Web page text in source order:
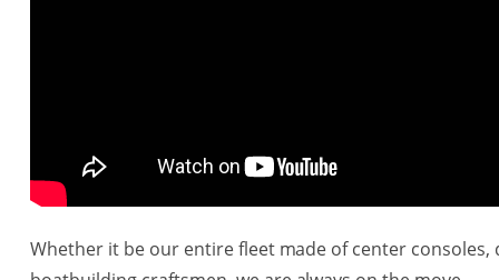
Whether it be our entire fleet made of center